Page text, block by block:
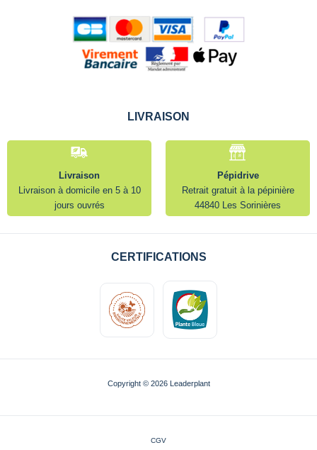
LIVRAISON
Livraison
Livraison à domicile en 5 à 10
jours ouvrés
Pépidrive
Retrait gratuit à la pépinière
44840 Les Sorinières
CERTIFICATIONS
Copyright © 2026 Leaderplant
CGV